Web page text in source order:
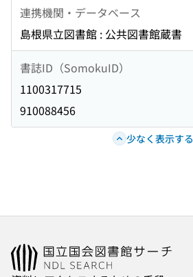
連携機関・データベース
島根県立図書館 : 公共図書館蔵書
書誌ID（SomokuID）
1100317715
910088456
少なく表示する